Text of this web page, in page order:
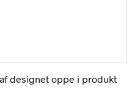
designet oppe i produkt